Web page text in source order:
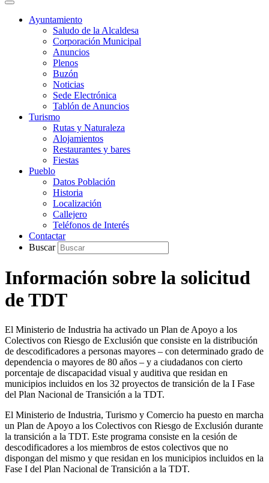
Ayuntamiento
Saludo de la Alcaldesa
Corporación Municipal
Anuncios
Plenos
Buzón
Noticias
Sede Electrónica
Tablón de Anuncios
Turismo
Rutas y Naturaleza
Alojamientos
Restaurantes y bares
Fiestas
Pueblo
Datos Población
Historia
Localización
Callejero
Teléfonos de Interés
Contactar
Buscar
Información sobre la solicitud
de TDT
El Ministerio de Industria ha activado un Plan de Apoyo a los
Colectivos con Riesgo de Exclusión que consiste en la distribución
de descodificadores a personas mayores – con determinado grado de
dependencia o mayores de 80 años – y a ciudadanos con cierto
porcentaje de discapacidad visual y auditiva que residan en
municipios incluidos en los 32 proyectos de transición de la I Fase
del Plan Nacional de Transición a la TDT.
El Ministerio de Industria, Turismo y Comercio ha puesto en marcha
un Plan de Apoyo a los Colectivos con Riesgo de Exclusión durante
la transición a la TDT. Este programa consiste en la cesión de
descodificadores a los miembros de estos colectivos que no
dispongan del mismo y que residan en los municipios incluidos en la
Fase I del Plan Nacional de Transición a la TDT.